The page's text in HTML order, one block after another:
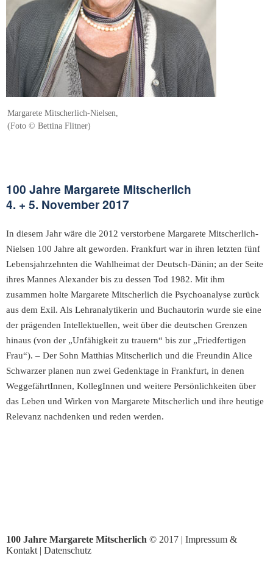
Margarete Mitscherlich-Nielsen,
(Foto © Bettina Flitner)
100 Jahre Margarete Mitscherlich
4. + 5. November 2017
In diesem Jahr wäre die 2012 verstorbene Margarete Mitscherlich-
Nielsen 100 Jahre alt geworden. Frankfurt war in ihren letzten fünf
Lebensjahrzehnten die Wahlheimat der Deutsch-Dänin; an der Seite
ihres Mannes Alexander bis zu dessen Tod 1982. Mit ihm
zusammen holte Margarete Mitscherlich die Psychoanalyse zurück
aus dem Exil. Als Lehranalytikerin und Buchautorin wurde sie eine
der prägenden Intellektuellen, weit über die deutschen Grenzen
hinaus (von der „Unfähigkeit zu trauern“ bis zur „Friedfertigen
Frau“). – Der Sohn Matthias Mitscherlich und die Freundin Alice
Schwarzer planen nun zwei Gedenktage in Frankfurt, in denen
WeggefährtInnen, KollegInnen und weitere Persönlichkeiten über
das Leben und Wirken von Margarete Mitscherlich und ihre heutige
Relevanz nachdenken und reden werden.
100 Jahre Margarete Mitscherlich © 2017 | Impressum &
Kontakt | Datenschutz